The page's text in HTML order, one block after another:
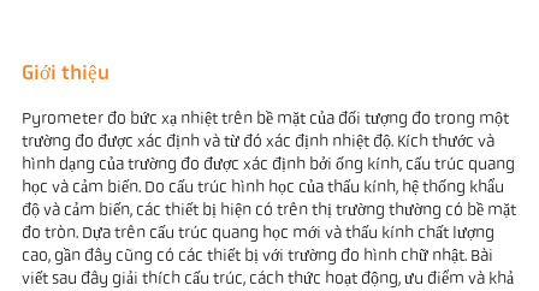
Giới thiệu
Pyrometer đo bức xạ nhiệt trên bề mặt của đối tượng đo trong một
trường đo được xác định và từ đó xác định nhiệt độ. Kích thước và
hình dạng của trường đo được xác định bởi ống kính, cấu trúc quang
học và cảm biến. Do cấu trúc hình học của thấu kính, hệ thống khẩu
độ và cảm biến, các thiết bị hiện có trên thị trường thường có bề mặt
đo tròn. Dựa trên cấu trúc quang học mới và thấu kính chất lượng
cao, gần đây cũng có các thiết bị với trường đo hình chữ nhật. Bài
viết sau đây giải thích cấu trúc, cách thức hoạt động, ưu điểm và khả